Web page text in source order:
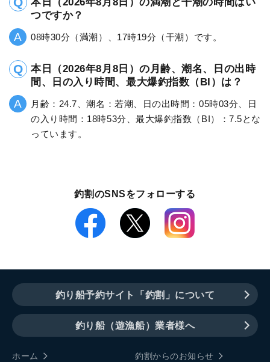
つですか？
08時30分（満潮）、17時19分（干潮）です。
本日（2026年8月8日）の月齢、潮名、日の出時
間、日の入り時間、最大爆釣指数（BI）は？
月齢：24.7、潮名：若潮、日の出時間：05時03分、日
の入り時間：18時53分、最大爆釣指数（BI）：7.5とな
っています。
釣割のSNSをフォローする
釣り船予約サイト「釣割」について
釣り船（遊漁船）業者様へ
ホーム
釣割からのお知らせ